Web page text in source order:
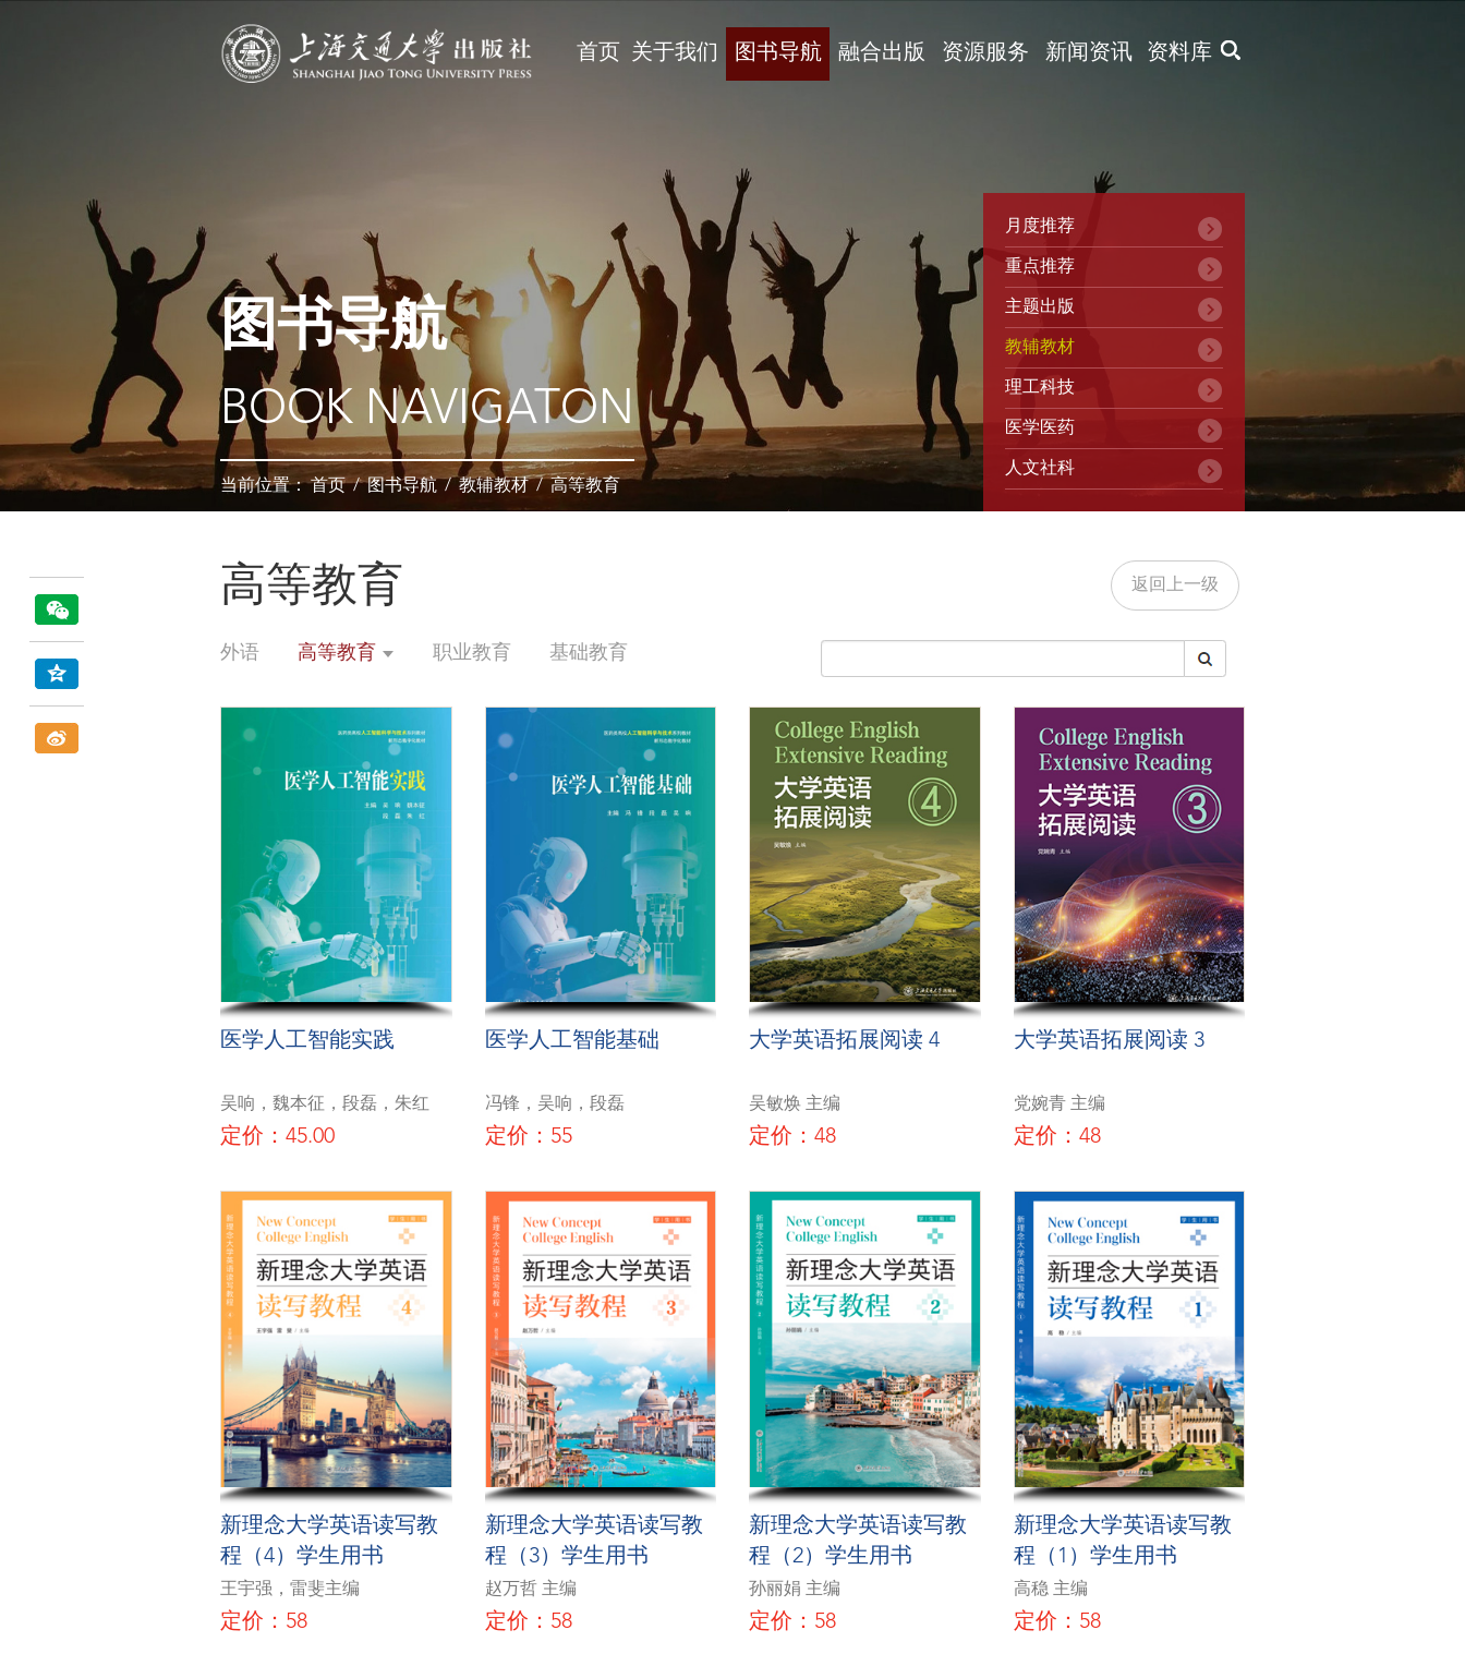
X
首页 关于我们 图书导航 融合出版 资源服务 新闻资讯 资料库
图书导航
BOOK NAVIGATON
当前位置：首页/图书导航 / 教辅教材 / 高等教育
月度推荐
重点推荐
主题出版
教辅教材
理工科技
医学医药
人文社科
高等教育 返回上一级
外语 高等教育 职业教育 基础教育
医学人工智能实践
吴响，魏本征，段磊，朱红
定价：45.00
医学人工智能基础
冯锋，吴响，段磊
定价：55
大学英语拓展阅读 4
吴敏焕 主编
定价：48
大学英语拓展阅读 3
党婉青 主编
定价：48
新理念大学英语读写教
程（4）学生用书
王宇强，雷斐主编
定价：58
新理念大学英语读写教
程（3）学生用书
赵万哲 主编
定价：58
新理念大学英语读写教
程（2）学生用书
孙丽娟 主编
定价：58
新理念大学英语读写教
程（1）学生用书
高稳 主编
定价：58